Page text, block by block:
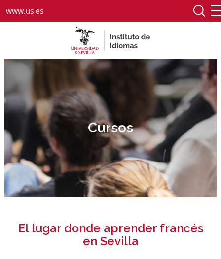
www.us.es
Cursos
El lugar donde aprender francés
en Sevilla